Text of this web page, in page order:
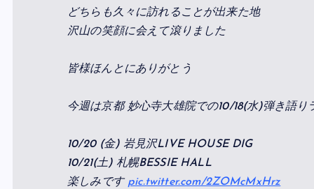
⁡どちらも久々に訪れることが出来た地⁡
⁡沢山の笑顔に会えて滾りました⁡
皆様ほんとにありがとう⁡
今週は京都 妙心寺大雄院での10/18(水)弾き語り
⁡10/20 (金) 岩見沢LIVE HOUSE DIG⁡
⁡10/21(土) 札幌BESSIE HALL⁡
⁡楽しみです pic.twitter.com/2ZOMcMxHrz